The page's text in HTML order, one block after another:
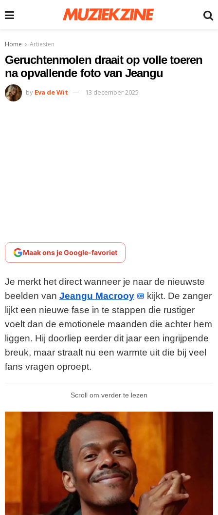
Home Artiesten
Geruchtenmolen draait op volle toeren
na opvallende foto van Jeangu
by Eva de Wit 13 december 2025
Maak ons je Google-favoriet
Je merkt het direct wanneer je naar de nieuwste
beelden van Jeangu Macrooy
kijkt. De zanger
lijkt een nieuwe fase in te stappen die rustiger
voelt dan de emotionele maanden die achter hem
liggen. Hij doorliep eerder dit jaar een ingrijpende
breuk, maar straalt nu een warmte uit die bij veel
fans vragen oproept.
Scroll om verder te lezen